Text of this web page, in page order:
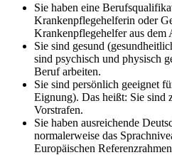
Sie haben eine
Krankenpflegehelferin oder
Krankenpflegehelfer aus dem
Sie sind gesund
sind psychisch und physisch
Beruf arbeiten.
Sie sind persönlich geeignet
Eignung). Das heißt: Sie sind
Vorstrafen.
Sie haben ausreichende
normalerweise das
Europäischen